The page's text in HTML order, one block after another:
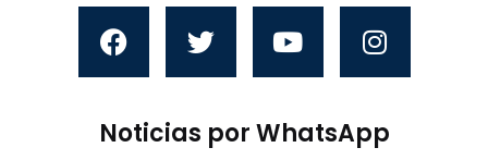
Noticias por WhatsApp